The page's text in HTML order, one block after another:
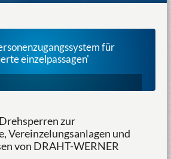
für
einzelpassagen'
zur
Vereinzelungsanlagen und
von DRAHT-WERNER